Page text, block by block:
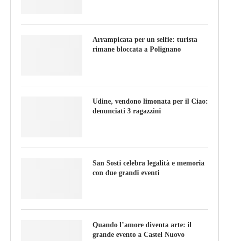
Arrampicata per un selfie: turista
rimane bloccata a Polignano
Udine, vendono limonata per il Ciao:
denunciati 3 ragazzini
San Sosti celebra legalità e memoria
con due grandi eventi
Quando l’amore diventa arte: il
grande evento a Castel Nuovo